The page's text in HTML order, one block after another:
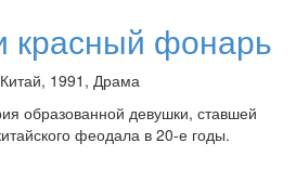
красный фонарь
1991, Драма
образованной девушки, ставшей
феодала в 20-е годы.